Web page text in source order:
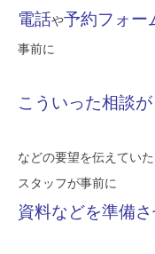
電話や予約フォー
事前に
こういった相談が
などの要望を伝えてい
スタッフが事前に
資料などを準備